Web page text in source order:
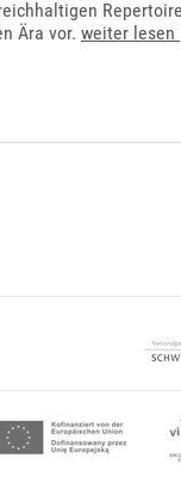
Ära vor. weiter lesen